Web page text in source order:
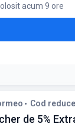
acum 9 ore
Premium
Club 5*
Cod
de 5%